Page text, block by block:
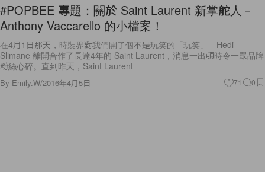
#POPBEE 專題：關於 Saint Laurent 新掌舵人﹣
Anthony Vaccarello 的小檔案！
在4月1日那天，時裝界對我們開了個不是玩笑的「玩笑」﹣Hedi
Slimane 離開合作了長達4年的 Saint Laurent，消息一出頓時令一眾品牌
粉絲心碎。直到昨天，Saint Laurent
By Emily.W/2016年4月5日 71 0